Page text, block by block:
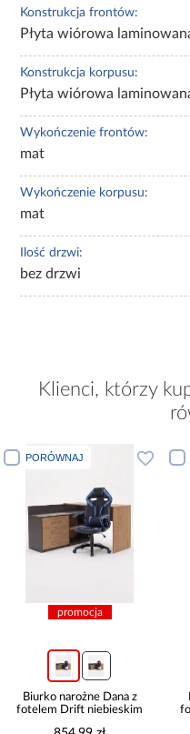
Konstrukcja frontów:
Płyta wiórowa
Konstrukcja korpusu:
Płyta wiórowa
Wykończenie frontów:
mat
Wykończenie korpusu:
mat
Ilość drzwi:
bez drzwi
Klienci, którzy
PORÓWNAJ
promocja
Biurko narożne Dana z
fotelem Drift niebieskim